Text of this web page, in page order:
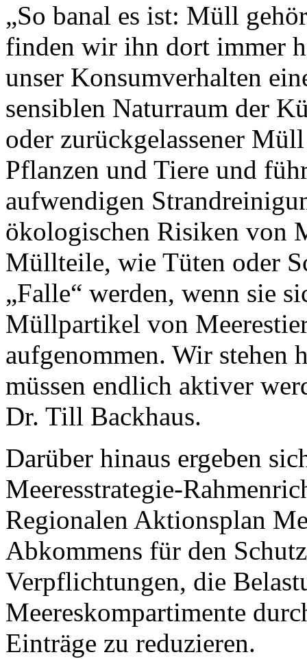
„So banal es ist: Müll
finden wir ihn dort immer
unser Konsumverhalten
sensiblen Naturraum der
oder zurückgelassener
Pflanzen und Tiere und
aufwendigen
ökologischen Risiken von
Müllteile, wie Tüten oder
„Falle“ werden, wenn sie
Müllpartikel von
aufgenommen. Wir stehen
müssen endlich aktiver
Dr. Till Backhaus.
Darüber hinaus ergeben
Meeresstrategie-
Regionalen Aktionsplan
Abkommens für den
Verpflichtungen, die
Meereskompartimente
Einträge zu reduzieren.